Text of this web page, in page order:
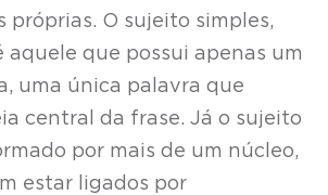
próprias. O sujeito simples,
aquele que possui apenas um
uma única palavra que
central da frase. Já o sujeito
por mais de um núcleo,
estar ligados por